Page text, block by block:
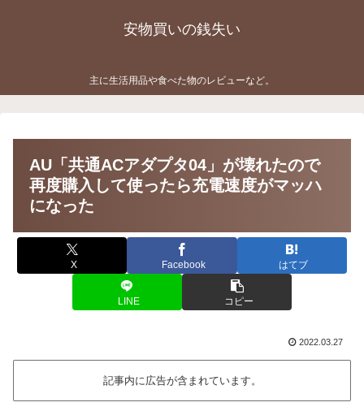
安物買いの銭失い
主に生活用品や食べた物のレビューなど。
AU「共通ACアダプタ04」が壊れたので
再度購入して使ったら充電速度がマッハ
になった
X Facebook はてブ
LINE コピー
2022.03.27
記事内に広告が含まれています。